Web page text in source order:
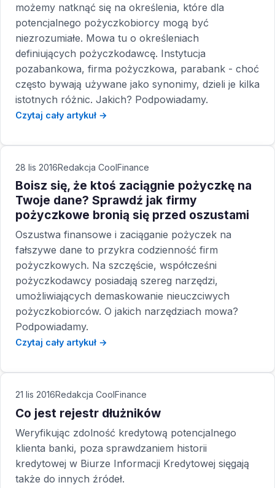
możemy natknąć się na określenia, które dla
potencjalnego pożyczkobiorcy mogą być
niezrozumiałe. Mowa tu o określeniach
definiujących pożyczkodawcę. Instytucja
pozabankowa, firma pożyczkowa, parabank - choć
często bywają używane jako synonimy, dzieli je kilka
istotnych różnic. Jakich? Podpowiadamy.
Czytaj cały artykuł →
28 lis 2016Redakcja CoolFinance
Boisz się, że ktoś zaciągnie pożyczkę na
Twoje dane? Sprawdź jak firmy
pożyczkowe bronią się przed oszustami
Oszustwa finansowe i zaciąganie pożyczek na
fałszywe dane to przykra codzienność firm
pożyczkowych. Na szczęście, współcześni
pożyczkodawcy posiadają szereg narzędzi,
umożliwiających demaskowanie nieuczciwych
pożyczkobiorców. O jakich narzędziach mowa?
Podpowiadamy.
Czytaj cały artykuł →
21 lis 2016Redakcja CoolFinance
Co jest rejestr dłużników
Weryfikując zdolność kredytową potencjalnego
klienta banki, poza sprawdzaniem historii
kredytowej w Biurze Informacji Kredytowej sięgają
także do innych źródeł.